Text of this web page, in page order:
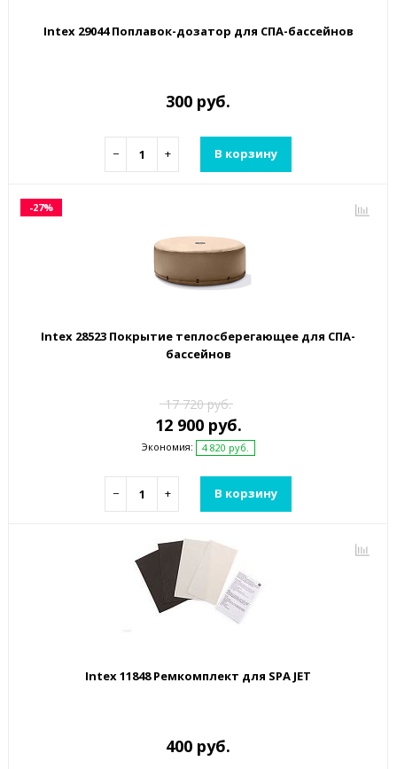
Intex 29044 Поплавок-дозатор для СПА-бассейнов
300 руб.
− + В корзину
-27%
Intex 28523 Покрытие теплосберегающее для СПА-
бассейнов
17 720 руб.
12 900 руб.
Экономия: 4 820 руб.
− + В корзину
Intex 11848 Ремкомплект для SPA JET
400 руб.